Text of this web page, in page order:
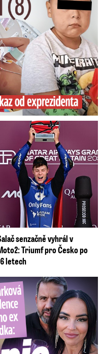
senzačně vyhrál v
Triumf pro Česko po
letech
Kopie z Wishe!